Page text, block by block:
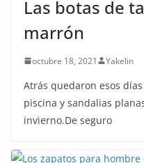
Las botas de
marrón
octubre 18, 2021 Yakelin
Atrás quedaron esos
piscina y sandalias
invierno.De seguro